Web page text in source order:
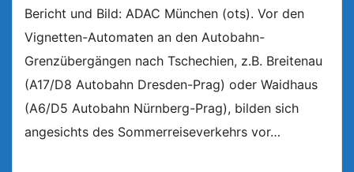
Bericht und Bild: ADAC München (ots). Vor den
Vignetten-Automaten an den Autobahn-
Grenzübergängen nach Tschechien, z.B. Breitenau
(A17/D8 Autobahn Dresden-Prag) oder Waidhaus
(A6/D5 Autobahn Nürnberg-Prag), bilden sich
angesichts des Sommerreiseverkehrs vor…